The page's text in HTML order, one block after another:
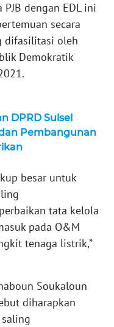
dengan EDL ini
secara
difasilitasi oleh
Demokratik
DPRD Sulsel
Pembangunan
besar untuk
tata kelola
pada O&M
tenaga listrik,”
Soukaloun
diharapkan